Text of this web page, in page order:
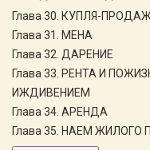
Глава 30. КУПЛЯ-
Глава 31. МЕНА
Глава 32. ДАРЕНИЕ
Глава 33. РЕНТА И
ИЖДИВЕНИЕМ
Глава 34. АРЕНДА
Глава 35. НАЕМ ЖИЛОГО